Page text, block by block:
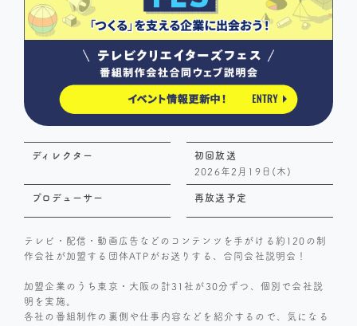
ディレクター
初回放送
2026年2月19日(木)
プロデューサー 再放送予定
テレビ・配信・動画広告などのコンテンツを手がける約120の制
作会社が加盟する団体ATPがお送りする、合同会社説明会！
加盟企業のうち東京・大阪の計31社が30分ずつ、個別で会社説
明を実施。
各社の番組制作の裏側や仕事内容などを紹介するので、気になる